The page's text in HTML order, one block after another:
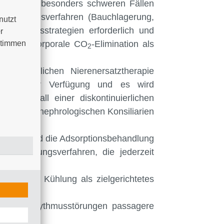
In besonders schweren Fällen
(Bauchlagerung,
erforderlich und
extracorporale CO2-Elimination als
Nierenersatztherapie
zur Verfügung und es wird
Im Fall einer diskontinuierlichen
mit nephrologischen Konsiliarien
und die Adsorptionsbehandlung
die jederzeit
invasive Kühlung als zielgerichtetes
Herzrhythmusstörungen passagere